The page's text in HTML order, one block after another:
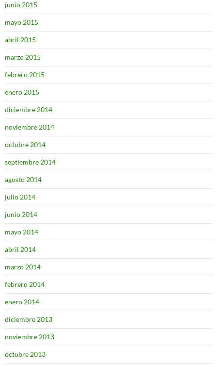
junio 2015
mayo 2015
abril 2015
marzo 2015
febrero 2015
enero 2015
diciembre 2014
noviembre 2014
octubre 2014
septiembre 2014
agosto 2014
julio 2014
junio 2014
mayo 2014
abril 2014
marzo 2014
febrero 2014
enero 2014
diciembre 2013
noviembre 2013
octubre 2013